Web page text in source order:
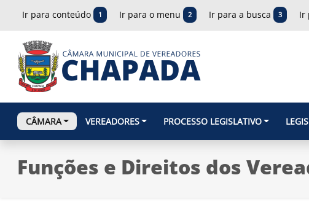
Ir para conteúdo 1 Ir para o menu 2 Ir para a busca 3 Ir
CÂMARA VEREADORES PROCESSO LEGISLATIVO
Funções e Direitos dos